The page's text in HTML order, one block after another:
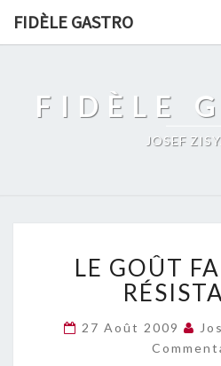
FIDÈLE GASTRO
FIDÈLE
JOSEF
DE
LA
LE GOÛT
27 Août 2009